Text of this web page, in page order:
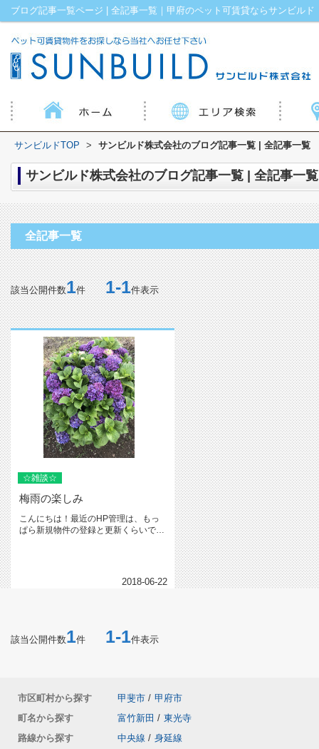
ブログ記事一覧ページ | 全記事一覧｜甲府のペット可賃貸ならサンビルド
サンビルドTOP > サンビルド株式会社のブログ記事一覧 | 全記事一覧
サンビルド株式会社のブログ記事一覧 | 全記事一覧
全記事一覧
該当公開件数1件1-1件表示
☆雑談☆
梅雨の楽しみ
こんにちは！最近のHP管理は、もっ
ぱら新規物件の登録と更新くらいでな
2018-06-22
該当公開件数1件 1-1件表示
市区町村から探す 甲斐市 / 甲府市
町名から探す
富竹新田 / 東光寺
路線から探す
中央線 / 身延線